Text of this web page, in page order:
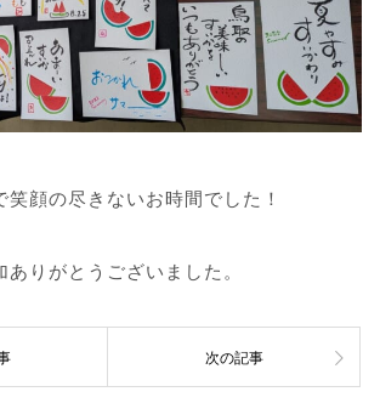
顔の尽きないお時間でした！
りがとうございました。
次の記事